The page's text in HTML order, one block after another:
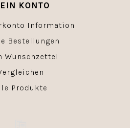
KONTO
Information
Bestellungen
Wunschzettel
Produkte